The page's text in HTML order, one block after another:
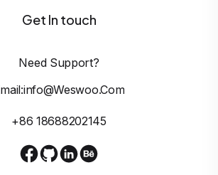
Get In touch
Need Support?
+86 18688202145